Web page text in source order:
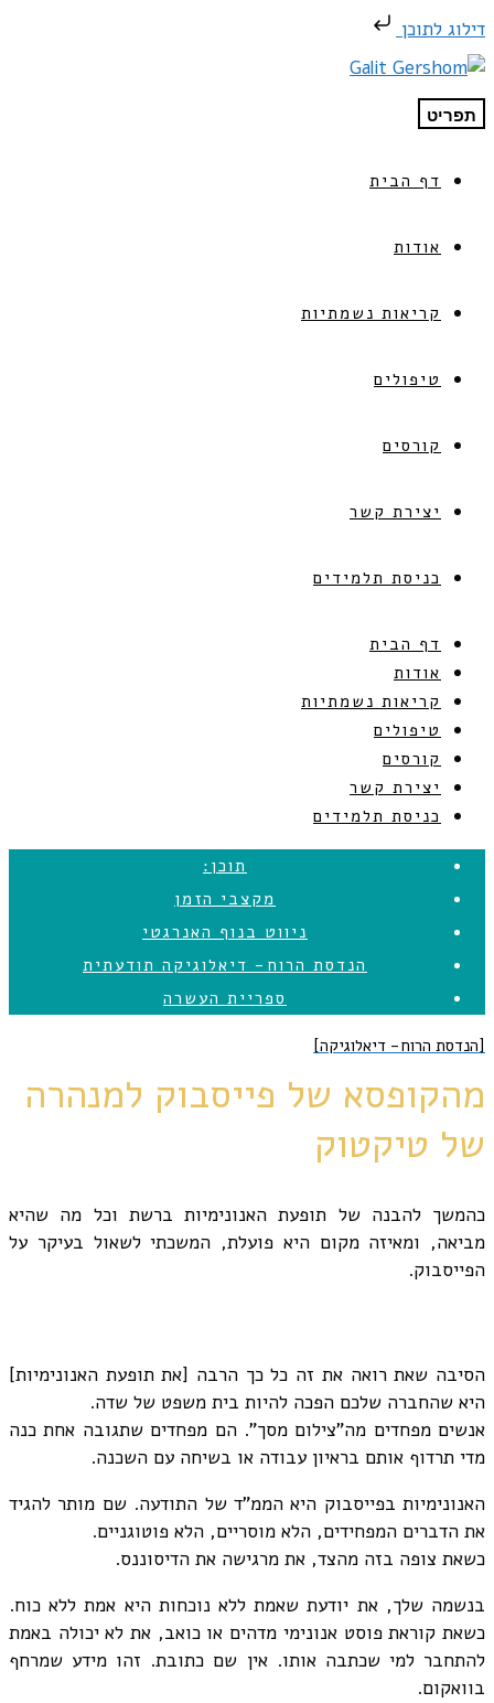
דילוג לתוכן
תפריט
דף הבית
אודות
קריאות נשמתיות
טיפולים
קורסים
יצירת קשר
כניסת תלמידים
דף הבית
אודות
קריאות נשמתיות
טיפולים
קורסים
יצירת קשר
כניסת תלמידים
תוכן:
מקצבי הזמן
ניווט בנוף האנרגטי
הנדסת הרוח- דיאלוגיקה תודעתית
ספריית העשרה
[הנדסת הרוח- דיאלוגיקה]
מהקופסא של פייסבוק למנהרה
של טיקטוק
כהמשך להבנה של תופעת האנונימיות ברשת וכל מה שהיא
מביאה, ומאיזה מקום היא פועלת, המשכתי לשאול בעיקר על
הפייסבוק.
הסיבה שאת רואה את זה כל כך הרבה [את תופעת האנונימיות]
היא שהחברה שלכם הפכה להיות בית משפט של שדה.
אנשים מפחדים מה"צילום מסך". הם מפחדים שתגובה אחת כנה
מדי תרדוף אותם בראיון עבודה או בשיחה עם השכנה.
האנונימיות בפייסבוק היא הממ"ד של התודעה. שם מותר להגיד
את הדברים המפחידים, הלא מוסריים, הלא פוטוגניים.
כשאת צופה בזה מהצד, את מרגישה את הדיסוננס.
בנשמה שלך, את יודעת שאמת ללא נוכחות היא אמת ללא כוח.
כשאת קוראת פוסט אנונימי מדהים או כואב, את לא יכולה באמת
להתחבר למי שכתבה אותו. אין שם כתובת. זהו מידע שמרחף
בוואקום.